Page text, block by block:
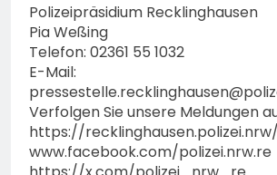
Polizeipräsidium Recklinghausen
Pia Weßing
Telefon: 02361 55 1032
E-Mail:
Verfolgen Sie unsere Meldungen
https://recklinghausen.polizei.nrw/
www.facebook.com/polizei.nrw.re